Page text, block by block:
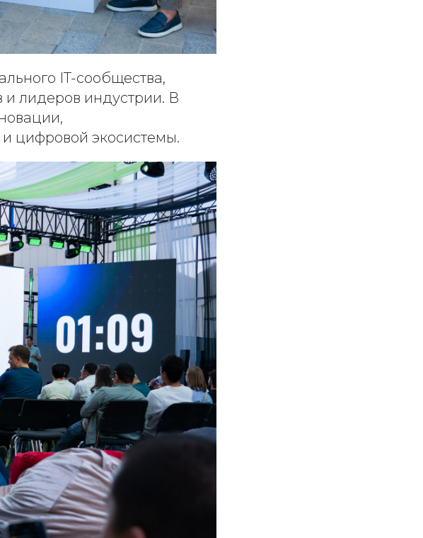
IT-сообщества,
и лидеров индустрии. В
и цифровой экосистемы.